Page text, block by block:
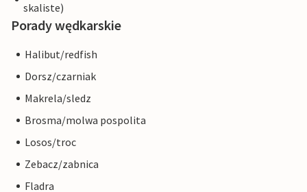
skaliste)
Porady wędkarskie
Halibut/redfish
Dorsz/czarniak
Makrela/sledz
Brosma/molwa pospolita
Losos/troc
Zebacz/zabnica
Fladra